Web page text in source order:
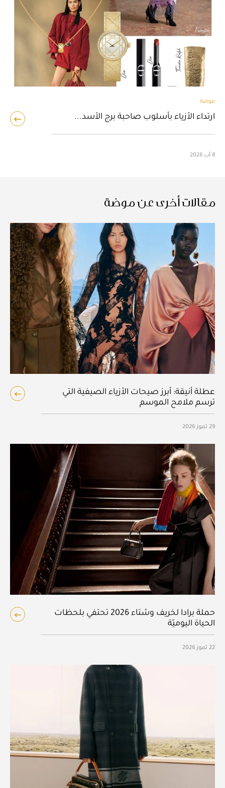
موضة
ارتداء الأزياء بأسلوب صاحبة برج الأسد...
8 آب 2026
مقالات أخرى عن موضة
عطلة أنيقة: أبرز صيحات الأزياء الصيفية التي
ترسم ملامح الموسم
29 تموز 2026
حملة برادا لخريف وشتاء 2026 تحتفي بلحظات
الحياة اليوميّة
22 تموز 2026